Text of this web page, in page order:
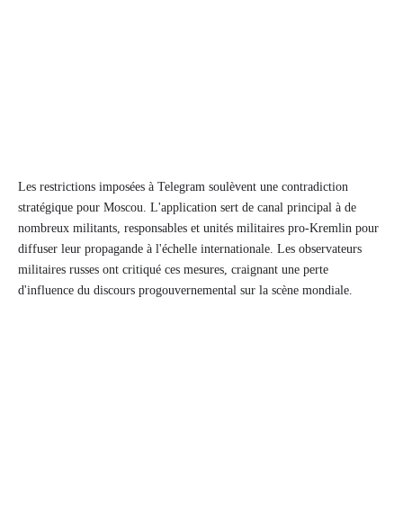
Les restrictions imposées à Telegram soulèvent une contradiction
stratégique pour Moscou. L'application sert de canal principal à de
nombreux militants, responsables et unités militaires pro-Kremlin pour
diffuser leur propagande à l'échelle internationale. Les observateurs
militaires russes ont critiqué ces mesures, craignant une perte
d'influence du discours progouvernemental sur la scène mondiale.